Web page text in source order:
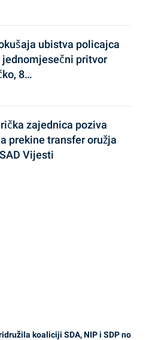
ubistva policajca
jednomjesečni pritvor
8…
zajednica poziva
prekine transfer oružja
Vijesti
koaliciji SDA, NIP i SDP no